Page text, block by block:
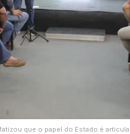
que o papel do Estado é